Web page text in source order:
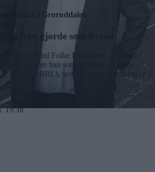
tilbake i Groruddalen:
han gjorde som byråd
Bård Folke Fredriksen, er tibake i
begynte han som ny leder i Norske
(NBBL), som de fleste borettslag er
19:38